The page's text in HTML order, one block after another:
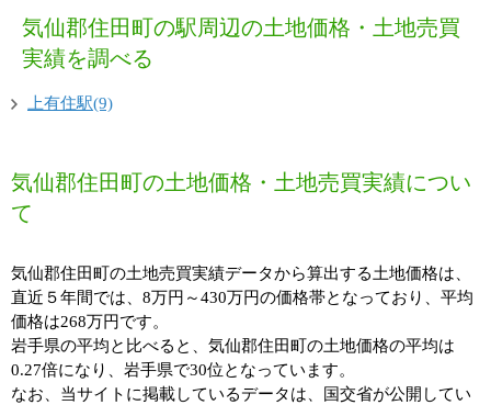
気仙郡住田町の駅周辺の土地価格・土地売買
実績を調べる
上有住駅(9)
気仙郡住田町の土地価格・土地売買実績につい
て
気仙郡住田町の土地売買実績データから算出する土地価格は、
直近５年間では、8万円～430万円の価格帯となっており、平均
価格は268万円です。
岩手県の平均と比べると、気仙郡住田町の土地価格の平均は
0.27倍になり、岩手県で30位となっています。
なお、当サイトに掲載しているデータは、国交省が公開してい